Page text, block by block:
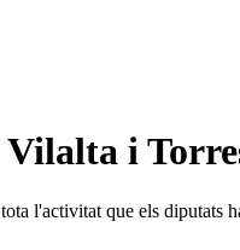
i
l'activitat que els diputats